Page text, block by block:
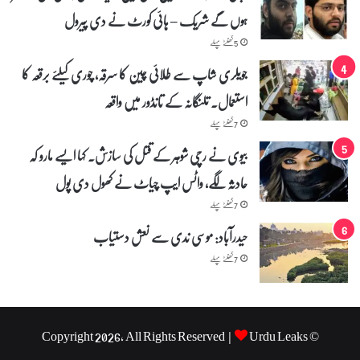
ک
ر
ج
ش
ن
م
ن
ا
ی
ا
ہوں گے شریک – ہائی کورٹ نے دی پیرول
5 گھنٹے پہلے
جویلری شاپ سے طلائی چین کا سرقہ، چوری کیلئے برقعہ کا
استعمال۔ تلنگانہ کے تانڈور میں واقعہ
7 گھنٹے پہلے
بیوی نے رچی شوہر کے قتل کی سازش۔ کہا ایسے مارو کہ
حادثہ لگے، واٹس ایپ چیاٹ نے کھول دی پول
7 گھنٹے پہلے
حیدرآباد: موسی ندی سے نعش دستیاب
7 گھنٹے پہلے
© Copyright 2026, All Rights Reserved |
Urdu Leaks